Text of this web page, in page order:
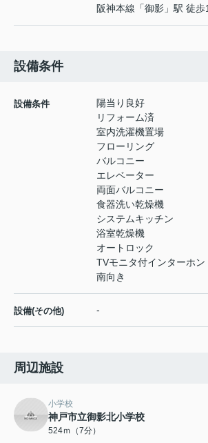
阪神本線 「御影 」駅 徒
設備条件
設備条件
陽当り良好
リフォーム済
室内洗濯機置場
フローリング
バルコニー
エレベーター
両面バルコニー
食器洗い乾燥機
システムキッチン
浴室乾燥機
オートロック
TVモニタ付インターホン
南向き
設備(その他) -
周辺施設
小学校
神戸市立御影北小学校
524ｍ（7分）